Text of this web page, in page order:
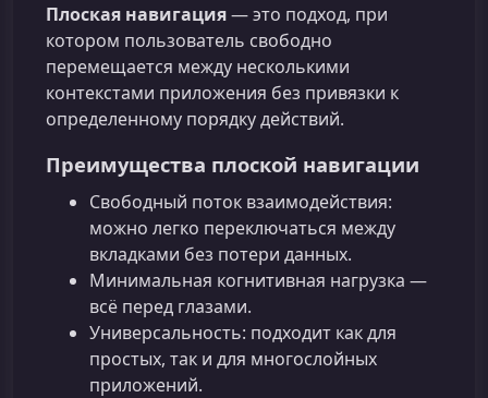
Плоская навигация— это подход, при
котором пользователь свободно
перемещается между несколькими
контекстами приложения без привязки к
определенному порядку действий.
Преимущества плоской навигации
Свободный поток взаимодействия:
можно легко переключаться между
вкладками без потери данных.
Минимальная когнитивная нагрузка —
всё перед глазами.
Универсальность: подходит как для
простых, так и для многослойных
приложений.